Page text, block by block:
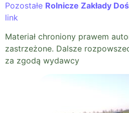
Pozostałe Rolnicze Zakłady
link
Materiał chroniony prawem
zastrzeżone. Dalsze
za zgodą wydawcy